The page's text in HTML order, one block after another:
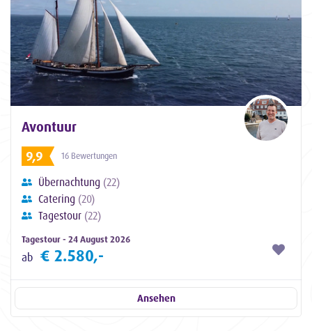
Avontuur
9,9
16 Bewertungen
Übernachtung (22)
Catering (20)
Tagestour (22)
Tagestour - 24 August 2026
ab € 2.580,-
Ansehen